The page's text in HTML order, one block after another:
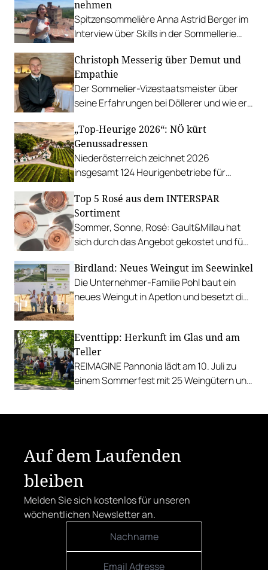
nehmen
Spitzensommelière Anna Astrid Berger im
Interview über Skills in der Sommellerie
Staatsmeisterschaft so cool zu
performen.
Christoph Messerig über Demut und
Empathie
Der Sommelier-Vizestaatsmeister über
seine Erfahrungen bei Döllerer und wie er
„Top-Heurige 2026“: NÖ kürt
Genussadressen
Niederösterreich zeichnet 2026
insgesamt 124 Heurigenbetriebe für
Top 5 Rosé aus dem INTERSPAR
Sortiment
Sommer, Sonne, Rosé: Gault&Millau hat
sich durch das Angebot gekostet und fünf
Birdland: Neues Weingut im Seewinkel
Die Unternehmer-Familie Pohl baut ein
neues Weingut in Apetlon und besetzt die
Eventtipp: Herkunft im Glas und am
Teller
REIMAGINE Pannonia lädt am 10. Juli zu
einem Sommerfest mit 25 Weingütern und
Auf dem Laufenden
bleiben
Melden Sie sich kostenlos für unseren
wöchentlichen Newsletter an.